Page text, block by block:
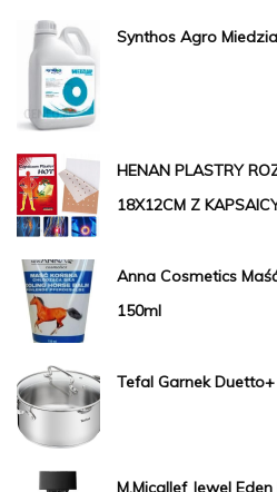
Synthos Agro
HENAN PLASTRY
18X12CM Z
Anna Cosmetics
150ml
Tefal Garnek
M.Micallef Jewel